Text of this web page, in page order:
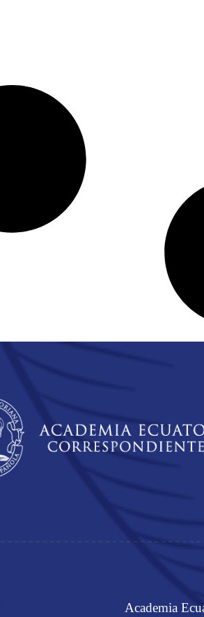
Academia